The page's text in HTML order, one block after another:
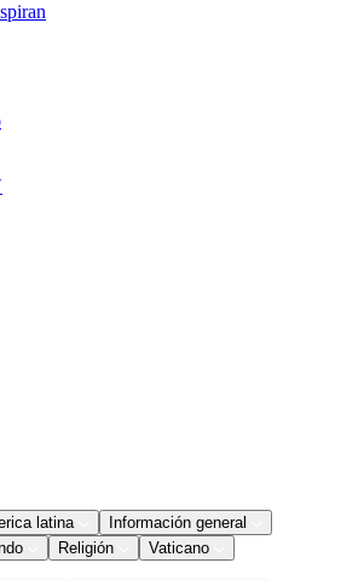
latina
Información general
Religión Vaticano